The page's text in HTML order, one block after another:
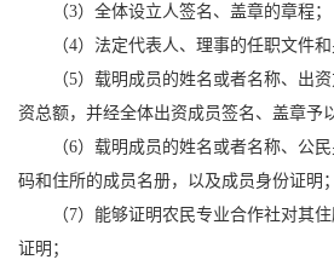
（3）全体设立人签名、盖章的章程；
（4）法定代表人、理事的任职文件和
（5）载明成员的姓名或者名称、出
资总额，并经全体出资成员签名、盖章予
（6）载明成员的姓名或者名称、公
码和住所的成员名册，以及成员身份证明；
（7）能够证明农民专业合作社对其
证明；